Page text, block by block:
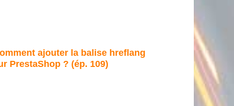
ajouter la balise hreflang
PrestaShop ? (ép. 109)